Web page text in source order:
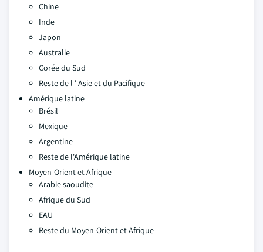
Chine
Inde
Japon
Australie
Corée du Sud
Reste de l ' Asie et du Pacifique
Amérique latine
Brésil
Mexique
Argentine
Reste de l'Amérique latine
Moyen-Orient et Afrique
Arabie saoudite
Afrique du Sud
EAU
Reste du Moyen-Orient et Afrique